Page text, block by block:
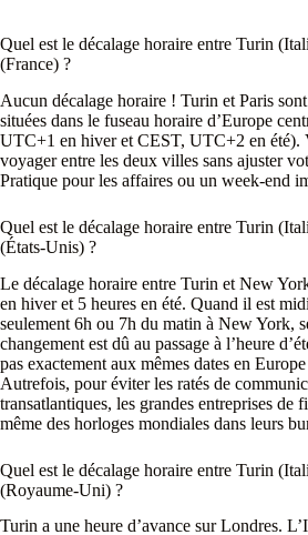
Quel est le décalage horaire entre Turin
(France) ?
Aucun décalage horaire ! Turin et Paris
situées dans le fuseau horaire d’Europe
UTC+1 en hiver et CEST, UTC+2 en été).
voyager entre les deux villes sans ajuster
Pratique pour les affaires ou un week-end
Quel est le décalage horaire entre Turin
(États-Unis) ?
Le décalage horaire entre Turin et New
en hiver et 5 heures en été. Quand il est
seulement 6h ou 7h du matin à New York,
changement est dû au passage à l’heure
pas exactement aux mêmes dates en
Autrefois, pour éviter les ratés de
transatlantiques, les grandes entreprises de
même des horloges mondiales dans leurs
Quel est le décalage horaire entre Turin
(Royaume-Uni) ?
Turin a une heure d’avance sur Londres.